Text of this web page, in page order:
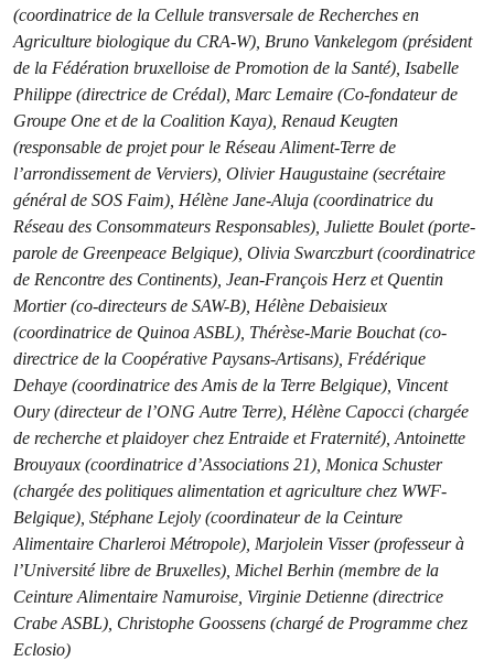
(coordinatrice de la Cellule transversale de Recherches en
Agriculture biologique du CRA-W), Bruno Vankelegom (président
de la Fédération bruxelloise de Promotion de la Santé), Isabelle
Philippe (directrice de Crédal), Marc Lemaire (Co-fondateur de
Groupe One et de la Coalition Kaya), Renaud Keugten
(responsable de projet pour le Réseau Aliment-Terre de
l’arrondissement de Verviers), Olivier Haugustaine (secrétaire
général de SOS Faim), Hélène Jane-Aluja (coordinatrice du
Réseau des Consommateurs Responsables), Juliette Boulet (porte-
parole de Greenpeace Belgique), Olivia Swarczburt (coordinatrice
de Rencontre des Continents), Jean-François Herz et Quentin
Mortier (co-directeurs de SAW-B), Hélène Debaisieux
(coordinatrice de Quinoa ASBL), Thérèse-Marie Bouchat (co-
directrice de la Coopérative Paysans-Artisans), Frédérique
Dehaye (coordinatrice des Amis de la Terre Belgique), Vincent
Oury (directeur de l’ONG Autre Terre), Hélène Capocci (chargée
de recherche et plaidoyer chez Entraide et Fraternité), Antoinette
Brouyaux (coordinatrice d’Associations 21), Monica Schuster
(chargée des politiques alimentation et agriculture chez WWF-
Belgique), Stéphane Lejoly (coordinateur de la Ceinture
Alimentaire Charleroi Métropole), Marjolein Visser (professeur à
l’Université libre de Bruxelles), Michel Berhin (membre de la
Ceinture Alimentaire Namuroise, Virginie Detienne (directrice
Crabe ASBL), Christophe Goossens (chargé de Programme chez
Eclosio)